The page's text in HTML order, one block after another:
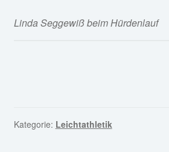
Linda Seggewiß beim Hürdenlauf
Kategorie: Leichtathletik